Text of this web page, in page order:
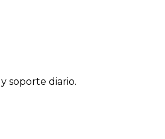
soporte diario.